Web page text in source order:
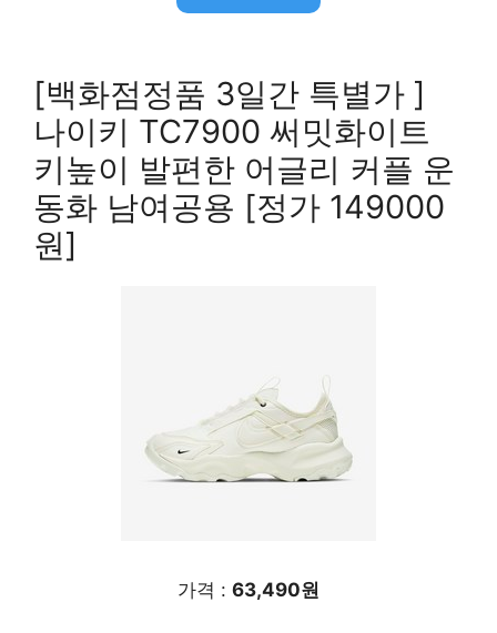
[백화점정품 3일간 특별가 ]
나이키 TC7900 써밋화이트
키높이 발편한 어글리 커플 운
동화 남여공용 [정가 149000
원]
가격 : 63,490원